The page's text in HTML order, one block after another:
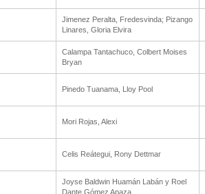
Jimenez Peralta, Fredesvinda; Pizango
Linares, Gloria Elvira
Calampa Tantachuco, Colbert Moises
Bryan
Pinedo Tuanama, Lloy Pool
Mori Rojas, Alexi
Celis Reátegui, Rony Dettmar
Joyse Baldwin Huamán Labán y Roel
Dante Gómez Apaza